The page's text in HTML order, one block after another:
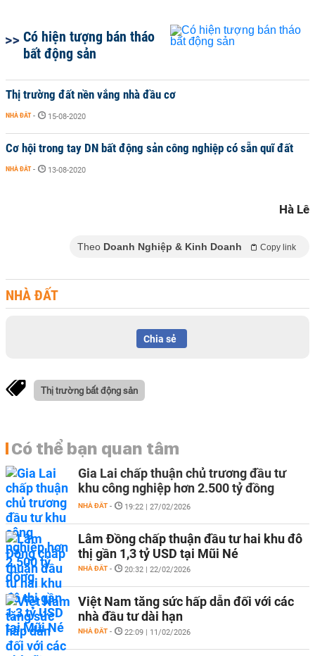
Có hiện tượng bán tháo
bất động sản
Thị trường đất nền vắng nhà đầu cơ
NHÀ ĐẤT - 15-08-2020
Cơ hội trong tay DN bất động sản công nghiệp có sẵn quĩ đất
NHÀ ĐẤT - 13-08-2020
Hà Lê
Theo Doanh Nghiệp & Kinh Doanh Copy link
NHÀ ĐẤT
Chia sẻ
Thị trường bất động sản
Có thể bạn quan tâm
Gia Lai chấp thuận chủ trương đầu tư
khu công nghiệp hơn 2.500 tỷ đồng
NHÀ ĐẤT - 19:22 | 27/02/2026
Lâm Đồng chấp thuận đầu tư hai khu đô
thị gần 1,3 tỷ USD tại Mũi Né
NHÀ ĐẤT - 20:32 | 22/02/2026
Việt Nam tăng sức hấp dẫn đối với các
nhà đầu tư dài hạn
NHÀ ĐẤT - 22:09 | 11/02/2026